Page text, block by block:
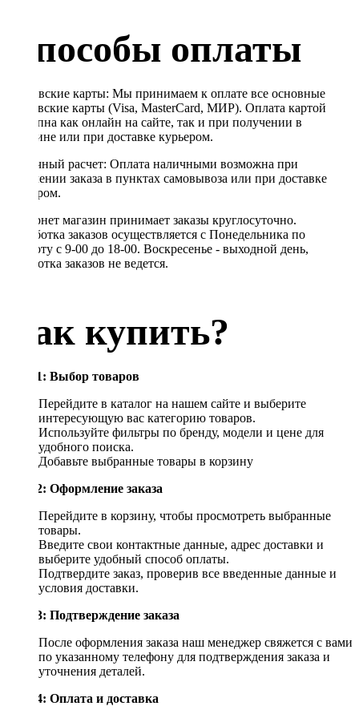
Способы оплаты
Банковские карты: Мы принимаем к оплате все основные
банковские карты (Visa, MasterCard, МИР). Оплата картой
доступна как онлайн на сайте, так и при получении в
магазине или при доставке курьером.
Наличный расчет: Оплата наличными возможна при
получении заказа в пунктах самовывоза или при доставке
курьером.
Интернет магазин принимает заказы круглосуточно.
Обработка заказов осуществляется с Понедельника по
Субботу с 9-00 до 18-00. Воскресенье - выходной день,
обработка заказов не ведется.
Как купить?
Шаг 1: Выбор товаров
Перейдите в каталог на нашем сайте и выберите
интересующую вас категорию товаров.
Используйте фильтры по бренду, модели и цене для
удобного поиска.
Добавьте выбранные товары в корзину
Шаг 2: Оформление заказа
Перейдите в корзину, чтобы просмотреть выбранные
товары.
Введите свои контактные данные, адрес доставки и
выберите удобный способ оплаты.
Подтвердите заказ, проверив все введенные данные и
условия доставки.
Шаг 3: Подтверждение заказа
После оформления заказа наш менеджер свяжется с вами
по указанному телефону для подтверждения заказа и
уточнения деталей.
Шаг 4: Оплата и доставка